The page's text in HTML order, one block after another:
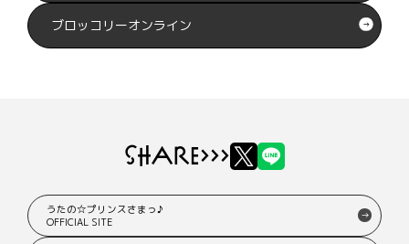
ブロッコリーオンライン
SHARE>>>
うたの☆プリンスさまっ♪
OFFICIAL SITE